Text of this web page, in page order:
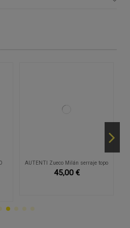
AUTENTI Zueco Milán serraje topo
45,00 €